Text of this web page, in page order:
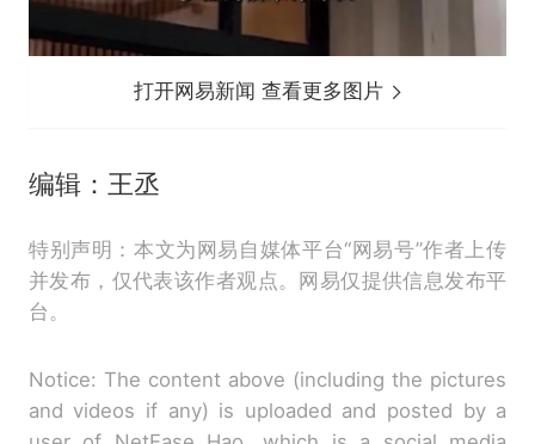
打开网易新闻 查看更多图片
编辑：王丞
特别声明：本文为网易自媒体平台“网易号”作者上传
并发布，仅代表该作者观点。网易仅提供信息发布平
台。
Notice: The content above (including the pictures
and videos if any) is uploaded and posted by a